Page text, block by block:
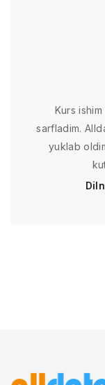
Kurs
sarfladim.
yuklab